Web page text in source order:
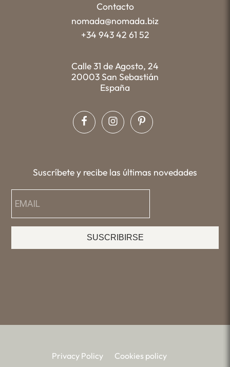
Contacto
nomada@nomada.biz
+34 943 42 61 52
Calle 31 de Agosto, 24
20003 San Sebastián
España
Suscríbete y recibe las últimas novedades
SUSCRIBIRSE
Privacy Policy
Cookies policy